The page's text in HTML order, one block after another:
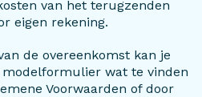
van het terugzenden
eigen rekening.
de overeenkomst kan je
wat te vinden
Voorwaarden of door